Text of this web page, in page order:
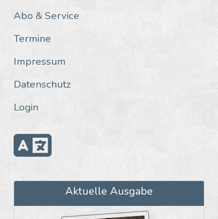
Abo & Service
Termine
Impressum
Datenschutz
Login
Aktuelle Ausgabe